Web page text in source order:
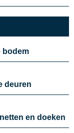
bodem
deuren
en doeken